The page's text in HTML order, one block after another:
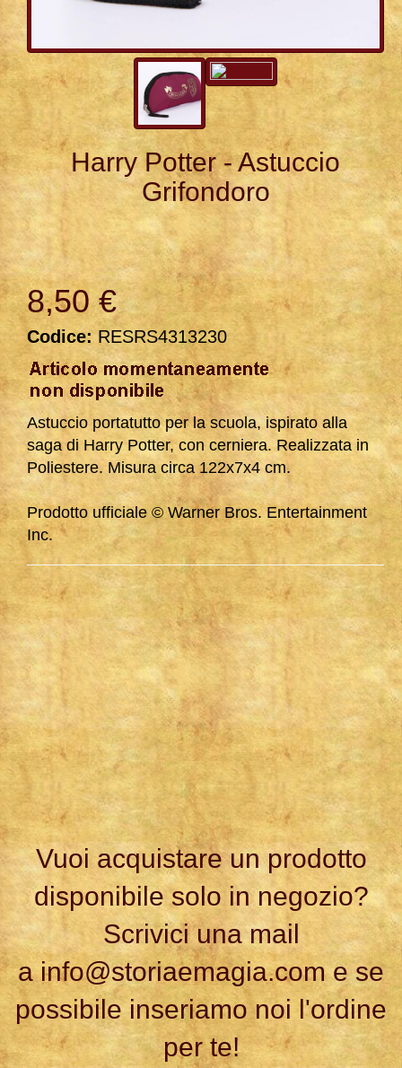
Harry Potter - Astuccio
Grifondoro
8,50 €
Codice: RESRS4313230
Astuccio portatutto per la scuola, ispirato alla
saga di Harry Potter, con cerniera. Realizzata in
Poliestere. Misura circa 122x7x4 cm.
Prodotto ufficiale © Warner Bros. Entertainment
Inc.
Vuoi acquistare un prodotto
disponibile solo in negozio?
Scrivici una mail
ainfo@storiaemagia.come se
possibile inseriamo noi l'ordine
per te!